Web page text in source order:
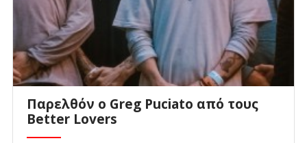
Παρελθόν ο Greg Puciato από τους
Better Lovers